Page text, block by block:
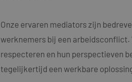
Onze ervaren mediators zijn
werknemers bij een arbeidsconflict.
respecteren en hun perspectieven
tegelijkertijd een werkbare
Naam
_clck
Naam
fp_user_id